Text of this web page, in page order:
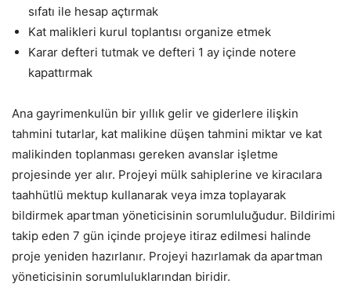
sıfatı ile hesap açtırmak
Kat malikleri kurul toplantısı organize etmek
Karar defteri tutmak ve defteri 1 ay içinde notere
kapattırmak
Ana gayrimenkulün bir yıllık gelir ve giderlere ilişkin
tahmini tutarlar, kat malikine düşen tahmini miktar ve kat
malikinden toplanması gereken avanslar işletme
projesinde yer alır. Projeyi mülk sahiplerine ve kiracılara
taahhütlü mektup kullanarak veya imza toplayarak
bildirmek apartman yöneticisinin sorumluluğudur. Bildirimi
takip eden 7 gün içinde projeye itiraz edilmesi halinde
proje yeniden hazırlanır. Projeyi hazırlamak da apartman
yöneticisinin sorumluluklarından biridir.